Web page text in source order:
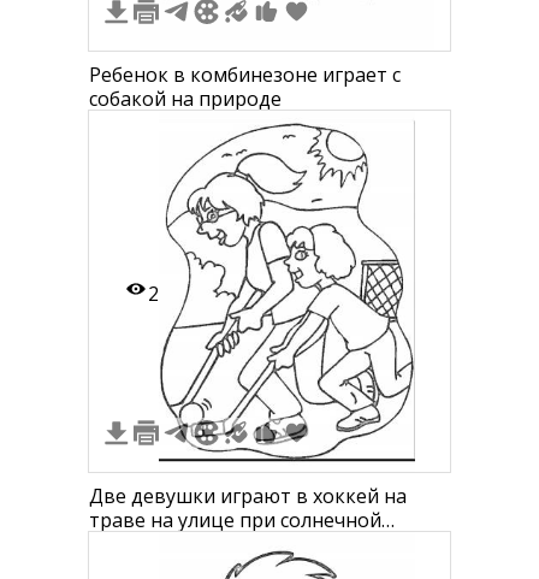
Ребенок в комбинезоне играет с
собакой на природе
2
Две девушки играют в хоккей на
траве на улице при солнечной
погоде с воротами на заднем плане